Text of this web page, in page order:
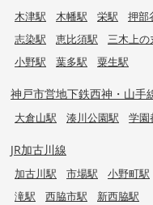
木津駅 木幡駅 栄駅 押部
志染駅
恵比須駅 三木上の
小野駅
葉多駅 粟生駅
神戸市営地下鉄西神・山手
大倉山駅 湊川公園駅 学園
JR加古川線
加古川駅 市場駅 小野町駅
滝駅
西脇市駅 新西脇駅